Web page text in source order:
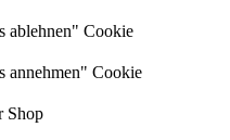
ablehnen" Cookie
annehmen" Cookie
Shop